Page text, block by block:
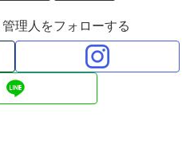
理人をフォローする